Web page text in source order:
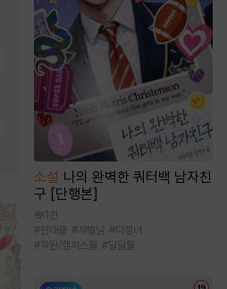
소설 나의 완벽한 쿼터백 남자친
구 [단행본]
1천
#현대물 #재벌남 #다정녀
#학원/캠퍼스물 #달달물